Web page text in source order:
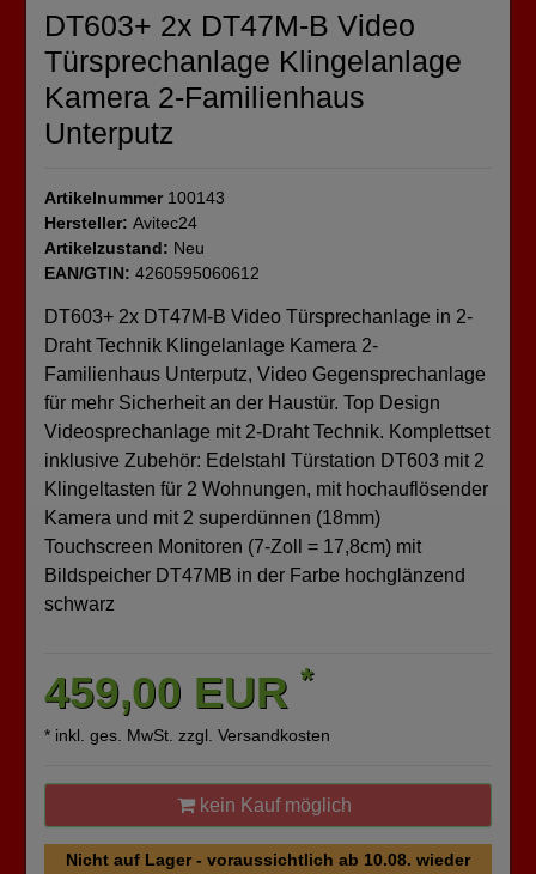
DT603+ 2x DT47M-B Video
Türsprechanlage Klingelanlage
Kamera 2-Familienhaus
Unterputz
Artikelnummer 100143
Hersteller: Avitec24
Artikelzustand: Neu
EAN/GTIN: 4260595060612
DT603+ 2x DT47M-B Video Türsprechanlage in 2-
Draht Technik Klingelanlage Kamera 2-
Familienhaus Unterputz, Video Gegensprechanlage
für mehr Sicherheit an der Haustür. Top Design
Videosprechanlage mit 2-Draht Technik. Komplettset
inklusive Zubehör: Edelstahl Türstation DT603 mit 2
Klingeltasten für 2 Wohnungen, mit hochauflösender
Kamera und mit 2 superdünnen (18mm)
Touchscreen Monitoren (7-Zoll = 17,8cm) mit
Bildspeicher DT47MB in der Farbe hochglänzend
schwarz
459,00 EUR *
* inkl. ges. MwSt. zzgl. Versandkosten
kein Kauf möglich
Nicht auf Lager - voraussichtlich ab 10.08. wieder